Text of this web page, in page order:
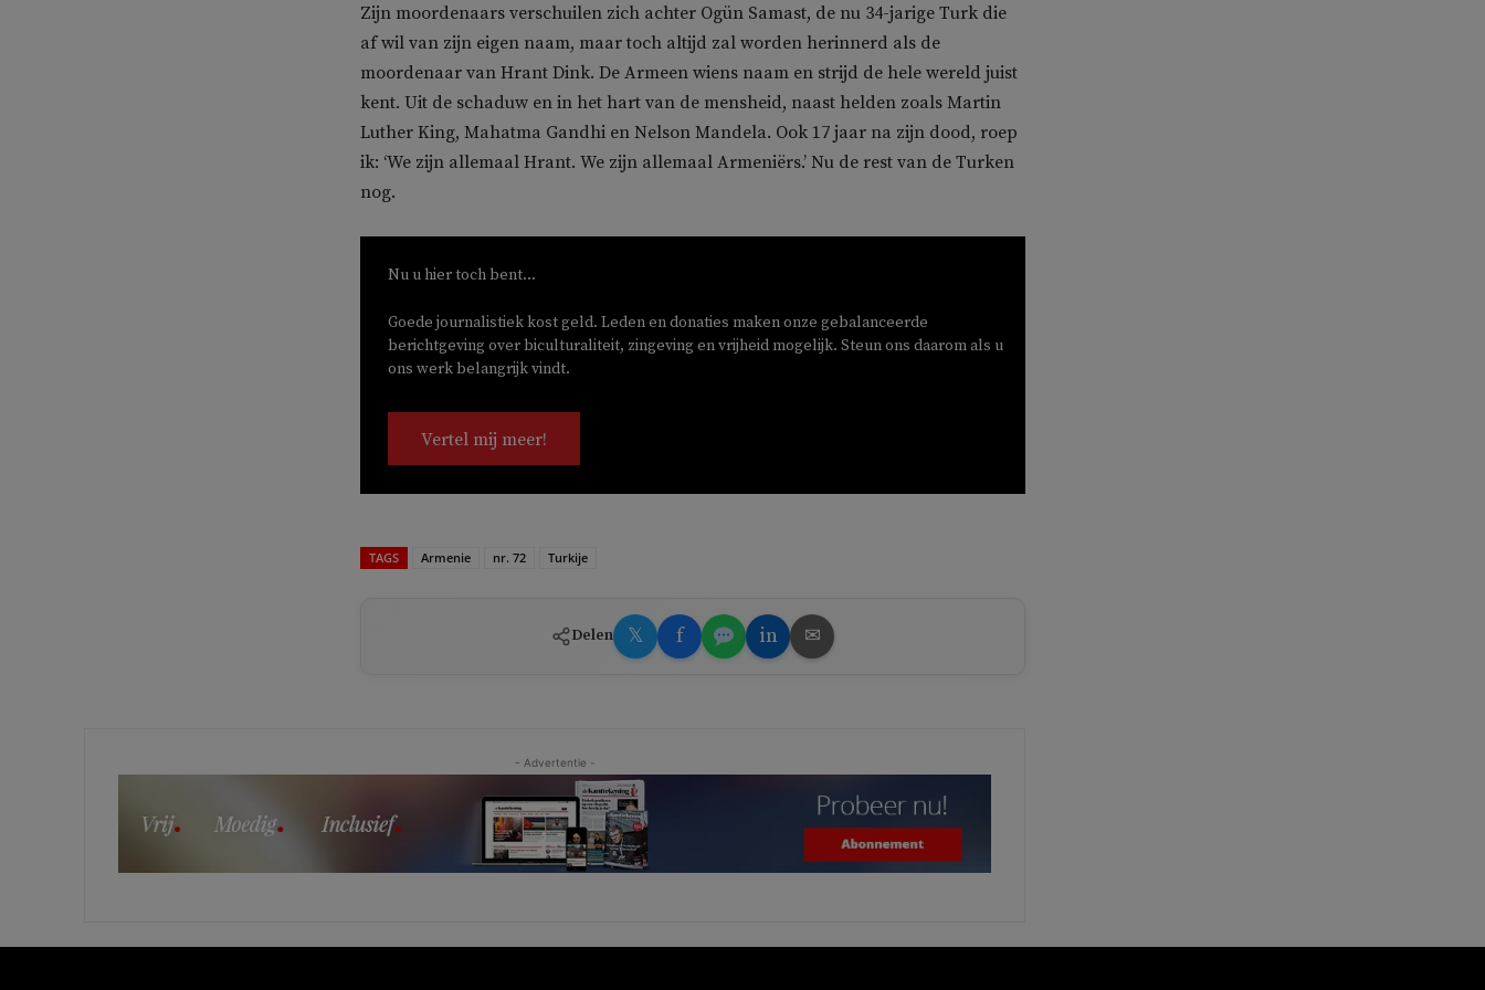
Zijn moordenaars verschuilen zich achter Ogün Samast, de nu 34-jarige Turk die
af wil van zijn eigen naam, maar toch altijd zal worden herinnerd als de
moordenaar van Hrant Dink. De Armeen wiens naam en strijd de hele wereld juist
kent. Uit de schaduw en in het hart van de mensheid, naast helden zoals Martin
Luther King, Mahatma Gandhi en Nelson Mandela. Ook 17 jaar na zijn dood, roep
ik: ‘We zijn allemaal Hrant. We zijn allemaal Armeniërs.’ Nu de rest van de Turken
nog.
Nu u hier toch bent...
Goede journalistiek kost geld. Leden en donaties maken onze gebalanceerde
berichtgeving over biculturaliteit, zingeving en vrijheid mogelijk. Steun ons daarom als u
ons werk belangrijk vindt.
Vertel mij meer!
TAGS Armenie nr. 72 Turkije
Delen 𝕏 f in ✉
- Advertentie -